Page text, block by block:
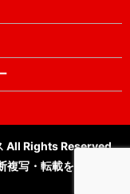
All Rights Reserved.
複写・転載を禁じま